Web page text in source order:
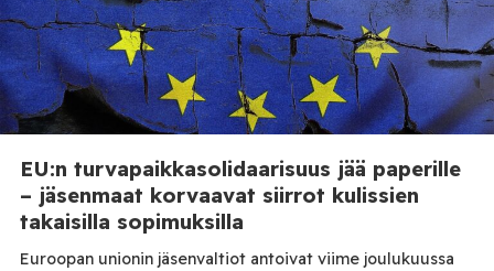
EU:n turvapaikkasolidaarisuus jää paperille
– jäsenmaat korvaavat siirrot kulissien
takaisilla sopimuksilla
Euroopan unionin jäsenvaltiot antoivat viime joulukuussa